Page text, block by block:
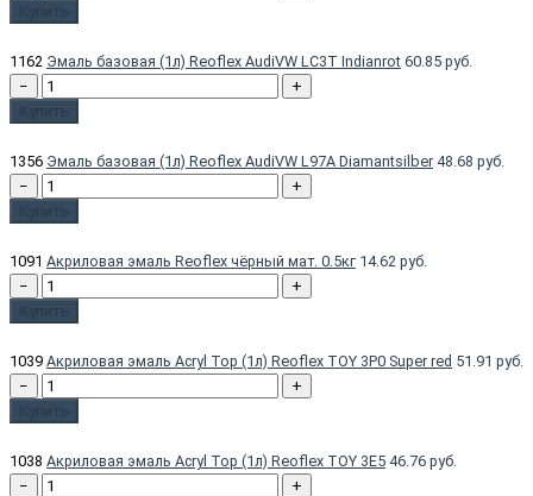
Купить
1162 Эмаль базовая (1л) Reoflex AudiVW LC3T Indianrot 60.85 руб.
−
+
Купить
1356 Эмаль базовая (1л) Reoflex AudiVW L97A Diamantsilber 48.68 руб.
−
+
Купить
1091 Акриловая эмаль Reoflex чёрный мат. 0.5кг 14.62 руб.
−
+
Купить
1039 Акриловая эмаль Acryl Top (1л) Reoflex TOY 3P0 Super red 51.91 руб.
−
+
Купить
1038 Акриловая эмаль Acryl Top (1л) Reoflex TOY 3E5 46.76 руб.
−
+